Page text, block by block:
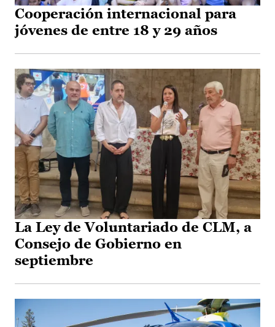
Cooperación internacional para
jóvenes de entre 18 y 29 años
La Ley de Voluntariado de CLM, a
Consejo de Gobierno en
septiembre